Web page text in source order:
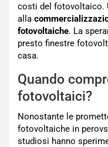
costi del fotovoltaico.
alla
fotovoltaiche. La
presto finestre
casa.
Quando
fotovoltaici?
Nonostante le
fotovoltaiche in
studiosi hanno